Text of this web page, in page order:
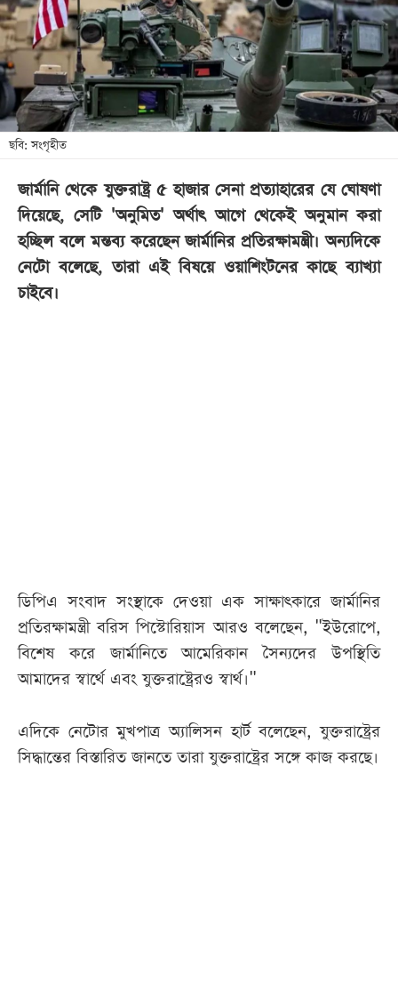
খেলা
বিনোদন
লাইফ
স্টাইল
শিক্ষা
সব
বিভাগ
ছবি
ছবি: সংগৃহীত
জার্মানি থেকেযুক্তরাষ্ট্র৫ হাজার সেনা প্রত্যাহারের যে ঘোষণা
দিয়েছে, সেটি 'অনুমিত' অর্থাৎ আগে থেকেই অনুমান করা
হচ্ছিল বলে মন্তব্য করেছেন জার্মানির প্রতিরক্ষামন্ত্রী। অন্যদিকে
নেটো বলেছে, তারা এই বিষয়ে ওয়াশিংটনের কাছে ব্যাখ্যা
চাইবে।
ডিপিএ সংবাদ সংস্থাকে দেওয়া এক সাক্ষাৎকারে জার্মানির
প্রতিরক্ষামন্ত্রী বরিস পিস্টোরিয়াস আরও বলেছেন, "ইউরোপে,
বিশেষ করে জার্মানিতে আমেরিকান সৈন্যদের উপস্থিতি
আমাদের স্বার্থে এবং যুক্তরাষ্ট্রেরও স্বার্থ।"
এদিকে নেটোর মুখপাত্র অ্যালিসন হার্ট বলেছেন, যুক্তরাষ্ট্রের
সিদ্ধান্তের বিস্তারিত জানতে তারা যুক্তরাষ্ট্রের সঙ্গে কাজ করছে।